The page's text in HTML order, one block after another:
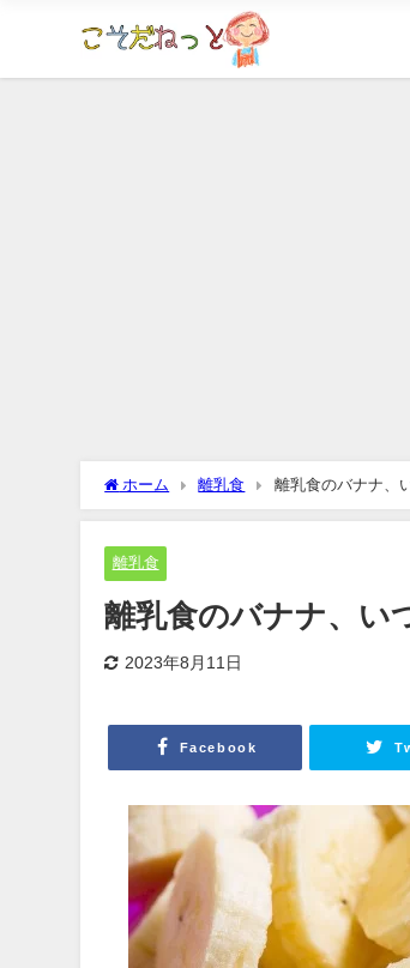
ホーム 離乳食 離乳食のバナナ、
離乳食
離乳食のバナナ、い
2023年8月11日
Facebook